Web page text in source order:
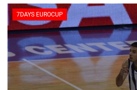
7DAYS EUROCUP